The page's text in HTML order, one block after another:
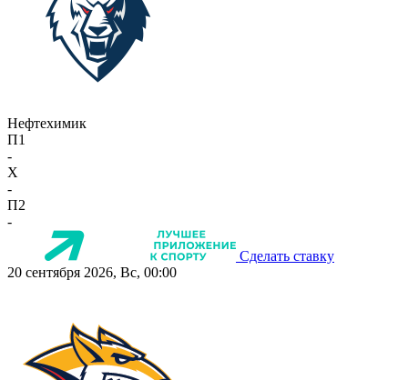
Нефтехимик
П1
-
X
-
П2
-
Сделать ставку
20 сентября 2026, Вс, 00:00